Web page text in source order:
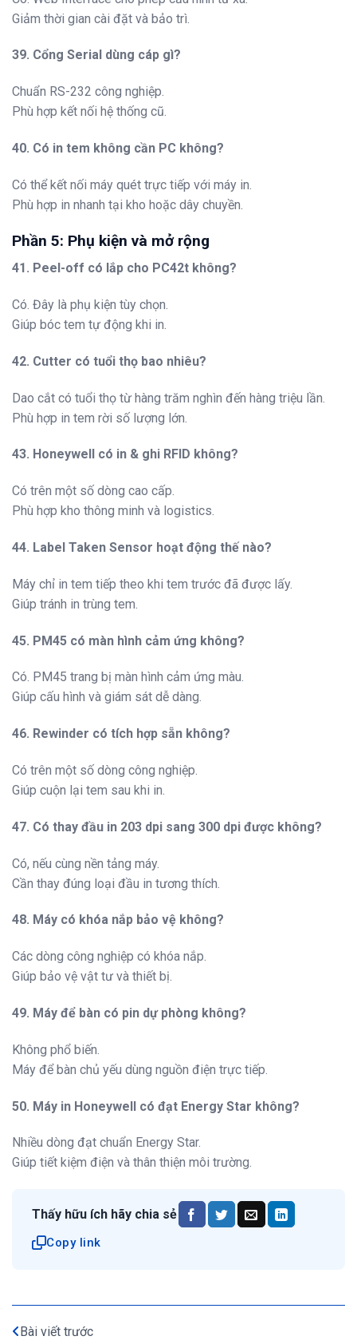
Giảm thời gian cài đặt và bảo trì.
39. Cổng Serial dùng cáp gì?
Chuẩn RS-232 công nghiệp.
Phù hợp kết nối hệ thống cũ.
40. Có in tem không cần PC không?
Có thể kết nối máy quét trực tiếp với máy in.
Phù hợp in nhanh tại kho hoặc dây chuyền.
Phần 5: Phụ kiện và mở rộng
41. Peel-off có lắp cho PC42t không?
Có. Đây là phụ kiện tùy chọn.
Giúp bóc tem tự động khi in.
42. Cutter có tuổi thọ bao nhiêu?
Dao cắt có tuổi thọ từ hàng trăm nghìn đến hàng triệu lần.
Phù hợp in tem rời số lượng lớn.
43. Honeywell có in & ghi RFID không?
Có trên một số dòng cao cấp.
Phù hợp kho thông minh và logistics.
44. Label Taken Sensor hoạt động thế nào?
Máy chỉ in tem tiếp theo khi tem trước đã được lấy.
Giúp tránh in trùng tem.
45. PM45 có màn hình cảm ứng không?
Có. PM45 trang bị màn hình cảm ứng màu.
Giúp cấu hình và giám sát dễ dàng.
46. Rewinder có tích hợp sẵn không?
Có trên một số dòng công nghiệp.
Giúp cuộn lại tem sau khi in.
47. Có thay đầu in 203 dpi sang 300 dpi được không?
Có, nếu cùng nền tảng máy.
Cần thay đúng loại đầu in tương thích.
48. Máy có khóa nắp bảo vệ không?
Các dòng công nghiệp có khóa nắp.
Giúp bảo vệ vật tư và thiết bị.
49. Máy để bàn có pin dự phòng không?
Không phổ biến.
Máy để bàn chủ yếu dùng nguồn điện trực tiếp.
50. Máy in Honeywell có đạt Energy Star không?
Nhiều dòng đạt chuẩn Energy Star.
Giúp tiết kiệm điện và thân thiện môi trường.
Thấy hữu ích hãy chia sẻ
Copy link
Bài viết trước